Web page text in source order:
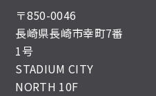
〒850-0046
長崎県長崎市幸町7番
1号
STADIUM CITY
NORTH 10F